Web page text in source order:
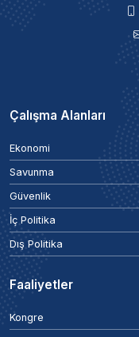
Çalışma Alanları
Ekonomi
Savunma
Güvenlik
İç Politika
Dış Politika
Faaliyetler
Kongre